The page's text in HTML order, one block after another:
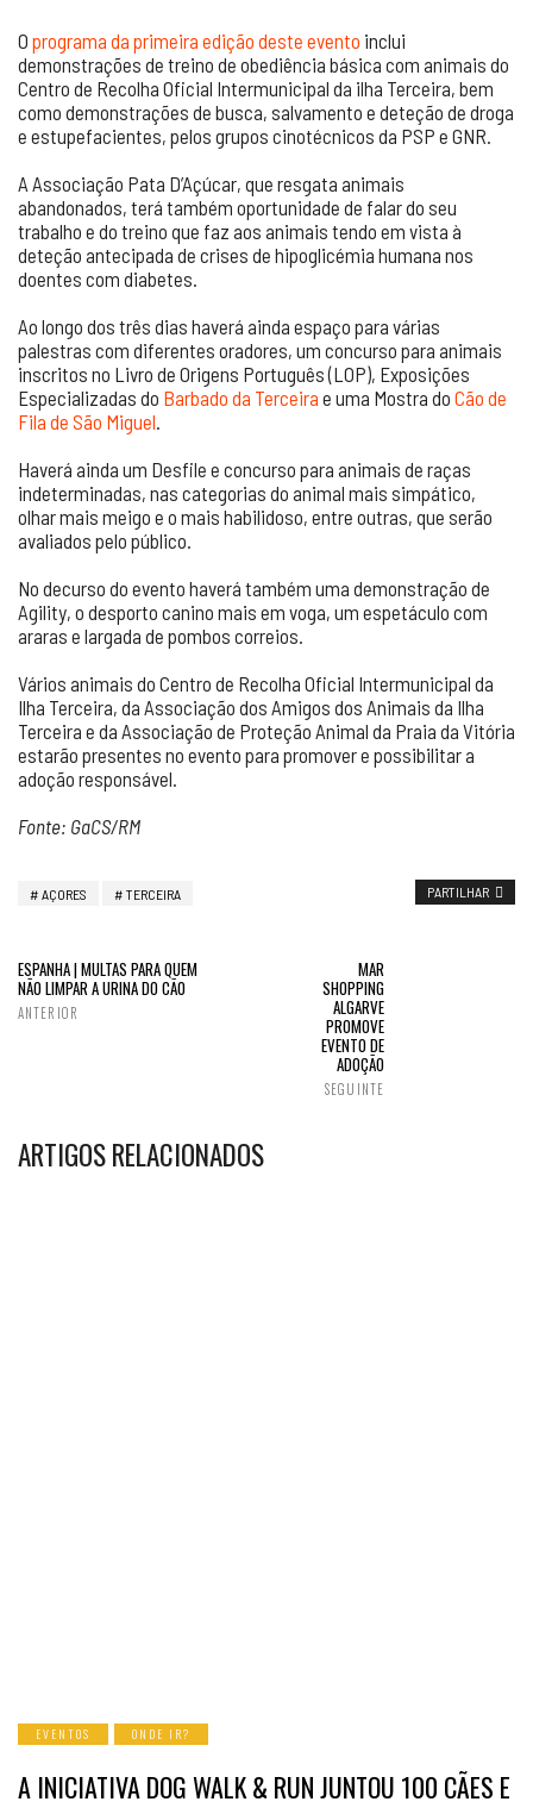
O programa da primeira edição deste evento inclui
demonstrações de treino de obediência básica com animais do
Centro de Recolha Oficial Intermunicipal da ilha Terceira, bem
como demonstrações de busca, salvamento e deteção de droga
e estupefacientes, pelos grupos cinotécnicos da PSP e GNR.
A Associação Pata D’Açúcar, que resgata animais
abandonados, terá também oportunidade de falar do seu
trabalho e do treino que faz aos animais tendo em vista à
deteção antecipada de crises de hipoglicémia humana nos
doentes com diabetes.
Ao longo dos três dias haverá ainda espaço para várias
palestras com diferentes oradores, um concurso para animais
inscritos no Livro de Origens Português (LOP), Exposições
Especializadas do Barbado da Terceira e uma Mostra do Cão de
Fila de São Miguel.
Haverá ainda um Desfile e concurso para animais de raças
indeterminadas, nas categorias do animal mais simpático,
olhar mais meigo e o mais habilidoso, entre outras, que serão
avaliados pelo público.
No decurso do evento haverá também uma demonstração de
Agility, o desporto canino mais em voga, um espetáculo com
araras e largada de pombos correios.
Vários animais do Centro de Recolha Oficial Intermunicipal da
Ilha Terceira, da Associação dos Amigos dos Animais da Ilha
Terceira e da Associação de Proteção Animal da Praia da Vitória
estarão presentes no evento para promover e possibilitar a
adoção responsável.
Fonte: GaCS/RM
AÇORES TERCEIRA PARTILHAR
ESPANHA | MULTAS PARA QUEM
NÃO LIMPAR A URINA DO CÃO
ANTERIOR
MAR
SHOPPING
ALGARVE
PROMOVE
EVENTO DE
ADOÇÃO
SEGUINTE
ARTIGOS RELACIONADOS
EVENTOS ONDE IR?
A INICIATIVA DOG WALK & RUN JUNTOU 100 CÃES E